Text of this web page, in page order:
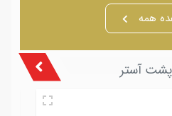
همه
آستر